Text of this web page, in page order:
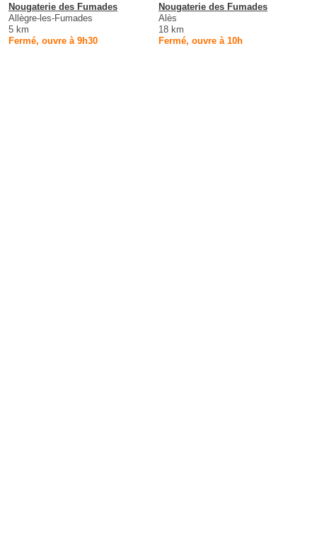
Nougaterie des Fumades
Allègre-les-Fumades
5 km
Fermé, ouvre à 9h30
Nougaterie des Fumades
Alès
18 km
Fermé, ouvre à 10h